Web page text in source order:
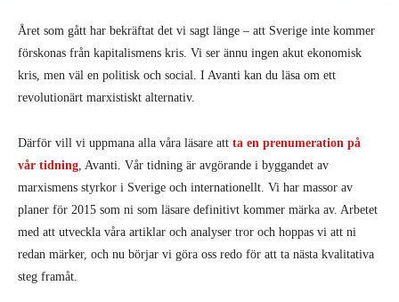
Året som gått har bekräftat det vi sagt länge – att Sverige inte kommer
förskonas från kapitalismens kris. Vi ser ännu ingen akut ekonomisk
kris, men väl en politisk och social. I Avanti kan du läsa om ett
revolutionärt marxistiskt alternativ.
Därför vill vi uppmana alla våra läsare att ta en prenumeration på
vår tidning , Avanti. Vår tidning är avgörande i byggandet av
marxismens styrkor i Sverige och internationellt. Vi har massor av
planer för 2015 som ni som läsare definitivt kommer märka av. Arbetet
med att utveckla våra artiklar och analyser tror och hoppas vi att ni
redan märker, och nu börjar vi göra oss redo för att ta nästa kvalitativa
steg framåt.